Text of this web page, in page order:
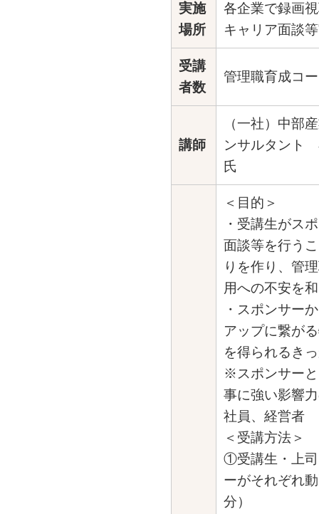
実施
場所
各企業で録画
キャリア面談
受講
者数
管理職育成コ
講師
（一社）中部
ンサルタント
氏
＜目的＞
・受講生がス
面談等を行う
りを作り、管
用への不安を
・スポンサー
アップに繋が
を得られるき
※スポンサー
事に強い影響
社員、経営者
＜受講方法＞
①受講生・上
ーがそれぞれ
分）